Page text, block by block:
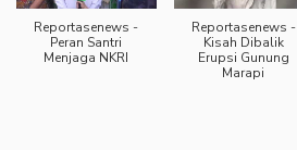
Reportasenews -
Peran Santri
Menjaga NKRI
Reportasenews -
Kisah Dibalik
Erupsi Gunung
Marapi